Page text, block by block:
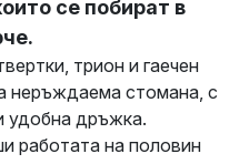
се побират в
трион и гаечен
неръждаема стомана, с
удобна дръжка.
работата на половин